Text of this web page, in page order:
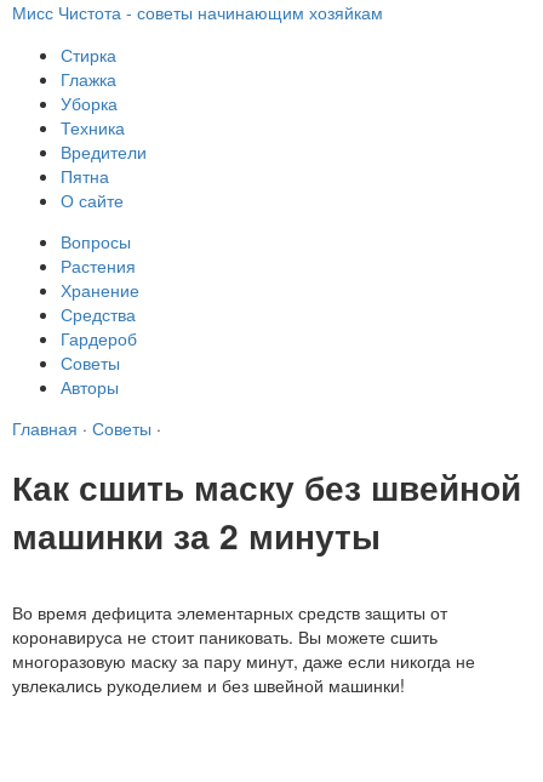
Мисс Чистота - советы начинающим хозяйкам
Стирка
Глажка
Уборка
Техника
Вредители
Пятна
О сайте
Вопросы
Растения
Хранение
Средства
Гардероб
Советы
Авторы
Главная · Советы ·
Как сшить маску без швейной
машинки за 2 минуты
Во время дефицита элементарных средств защиты от
коронавируса не стоит паниковать. Вы можете сшить
многоразовую маску за пару минут, даже если никогда не
увлекались рукоделием и без швейной машинки!